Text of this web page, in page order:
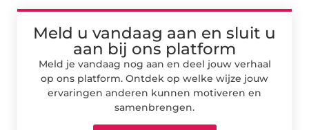
Meld u vandaag aan en sluit u
aan bij ons platform
Meld je vandaag nog aan en deel jouw verhaal
op ons platform. Ontdek op welke wijze jouw
ervaringen anderen kunnen motiveren en
samenbrengen.